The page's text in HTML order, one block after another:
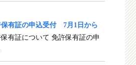
保有証の申込受付 7月1日から
有証について 免許保有証の申